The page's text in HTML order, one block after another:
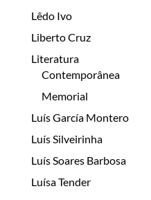
Lêdo Ivo
Liberto Cruz
Literatura
Contemporânea
Memorial
Luís García Montero
Luís Silveirinha
Luís Soares Barbosa
Luísa Tender